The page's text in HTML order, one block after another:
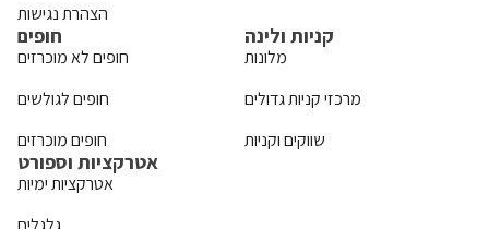
הצהרת נגישות
חופים
חופים לא מוכרזים
חופים לגולשים
חופים מוכרזים
קניות ולינה
מלונות
מרכזי קניות גדולים
שווקים וקניות
אטרקציות וספורט
אטרקציות ימיות